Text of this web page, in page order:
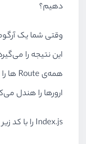
دهیم؟
این نتیجه را
ارور‌ها را هندل
Index.js را با کد زیر آپدیت کنید: